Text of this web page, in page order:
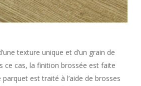
texture unique et d’un grain de
ce cas, la finition brossée est faite
est traité à l’aide de brosses